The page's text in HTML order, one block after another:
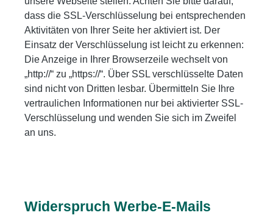
dass die SSL-Verschlüsselung bei entsprechenden
Aktivitäten von Ihrer Seite her aktiviert ist. Der
Einsatz der Verschlüsselung ist leicht zu erkennen:
Die Anzeige in Ihrer Browserzeile wechselt von
„http://“ zu „https://“. Über SSL verschlüsselte Daten
sind nicht von Dritten lesbar. Übermitteln Sie Ihre
vertraulichen Informationen nur bei aktivierter SSL-
Verschlüsselung und wenden Sie sich im Zweifel
an uns.
Widerspruch Werbe-E-Mails